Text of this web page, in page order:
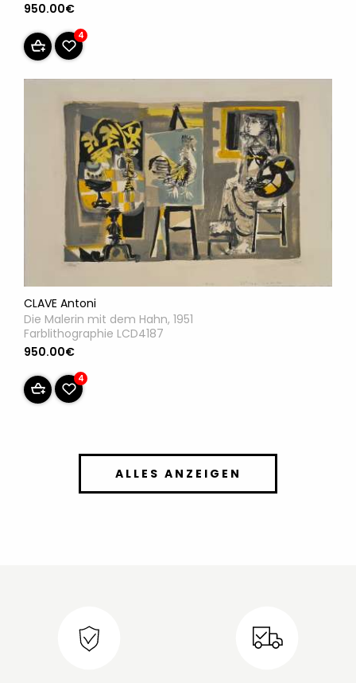
950.00€
4
CLAVE Antoni
Die Malerin mit dem Hahn, 1951
Farblithographie LCD4187
950.00€
4
ALLES ANZEIGEN